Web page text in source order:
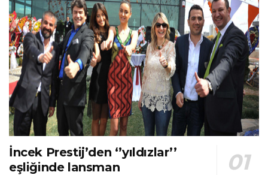
İncek Prestij’den ‘’yıldızlar’’
eşliğinde lansman